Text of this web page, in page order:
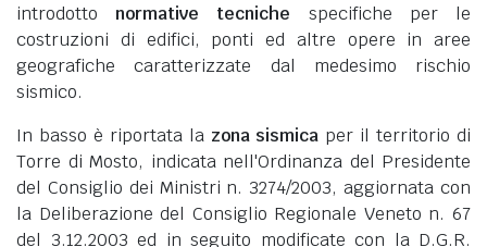
introdotto normative tecniche specifiche per le
costruzioni di edifici, ponti ed altre opere in aree
geografiche caratterizzate dal medesimo rischio
sismico.
In basso è riportata la zona sismica per il territorio di
Torre di Mosto, indicata nell'Ordinanza del Presidente
del Consiglio dei Ministri n. 3274/2003, aggiornata con
la Deliberazione del Consiglio Regionale Veneto n. 67
del 3.12.2003 ed in seguito modificate con la D.G.R.